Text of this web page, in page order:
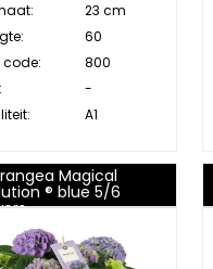
23 cm
60
code:
800
-
A1
Magical
® blue 5/6